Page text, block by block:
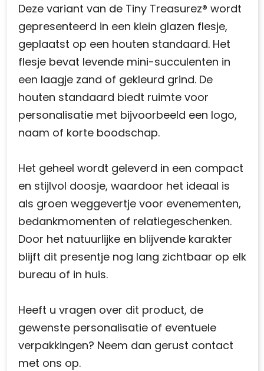
Deze variant van de Tiny Treasurez® wordt
gepresenteerd in een klein glazen flesje,
geplaatst op een houten standaard. Het
flesje bevat levende mini-succulenten in
een laagje zand of gekleurd grind. De
houten standaard biedt ruimte voor
personalisatie met bijvoorbeeld een logo,
naam of korte boodschap.
Het geheel wordt geleverd in een compact
en stijlvol doosje, waardoor het ideaal is
als groen weggevertje voor evenementen,
bedankmomenten of relatiegeschenken.
Door het natuurlijke en blijvende karakter
blijft dit presentje nog lang zichtbaar op elk
bureau of in huis.
Heeft u vragen over dit product, de
gewenste personalisatie of eventuele
verpakkingen? Neem dan gerust contact
met ons op.